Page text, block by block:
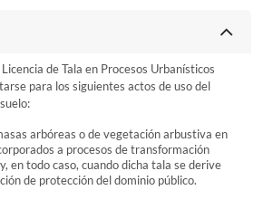
de Tala en Procesos Urbanísticos
para los siguientes actos de uso del
arbóreas o de vegetación arbustiva en
a procesos de transformación
en todo caso, cuando dicha tala se derive
de protección del dominio público.